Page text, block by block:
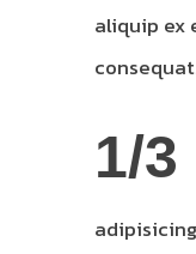
aliquip ex
1/3